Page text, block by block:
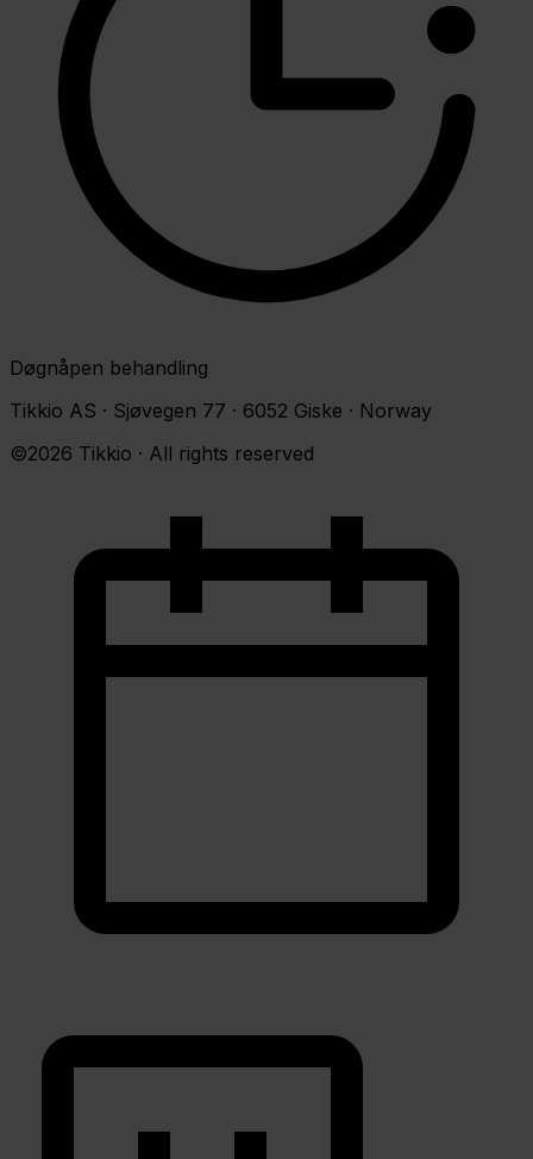
Døgnåpen behandling
Tikkio AS · Sjøvegen 77 · 6052 Giske · Norway
©2026 Tikkio · All rights reserved